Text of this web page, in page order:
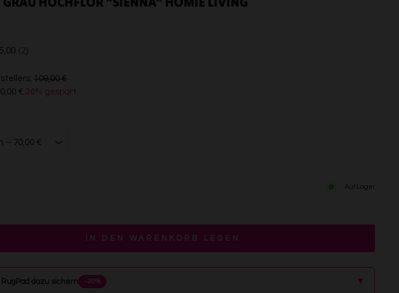
109,00 €€109,00
€ 36% gespart
Auf Lager
IN DEN WARENKORB LEGEN
RugPad dazu sichern −20% ▲